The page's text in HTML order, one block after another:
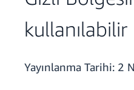
kullanılabilir
Yayınlanma Tarihi: 2